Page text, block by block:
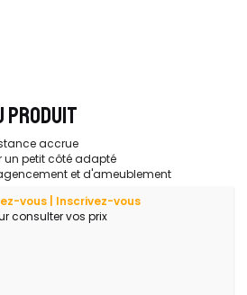
PRODUIT
accrue
petit côté adapté
et d'ameublement
vous | Inscrivez-vous
consulter vos prix